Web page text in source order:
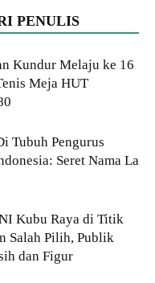
PENULIS
Kundur Melaju ke 16
Meja HUT
Tubuh Pengurus
Seret Nama La
Kubu Raya di Titik
Salah Pilih, Publik
dan Figur